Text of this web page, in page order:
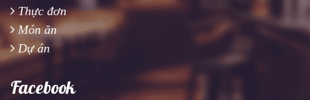
Thực đơn
Món ăn
Dự án
Facebook